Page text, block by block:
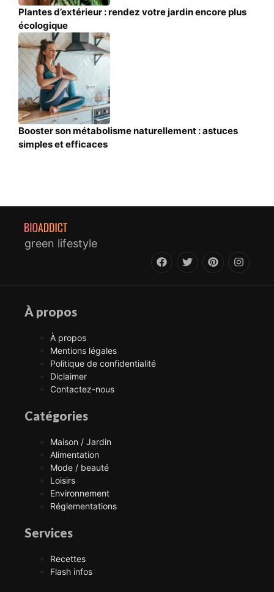
Plantes d’extérieur : rendez votre jardin encore plus
écologique
Booster son métabolisme naturellement : astuces
simples et efficaces
green lifestyle
À propos
À propos
Mentions légales
Politique de confidentialité
Diclaimer
Contactez-nous
Catégories
Maison / Jardin
Alimentation
Mode / beauté
Loisirs
Environnement
Réglementations
Services
Recettes
Flash infos